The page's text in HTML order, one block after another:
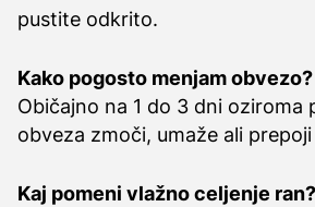
pustite odkrito.
Kako pogosto menjam obvezo?
Običajno na 1 do 3 dni oziroma
obveza zmoči, umaže ali
Kaj pomeni vlažno celjenje ran?